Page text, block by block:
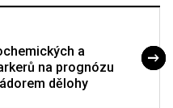
a
na prognózu
dělohy